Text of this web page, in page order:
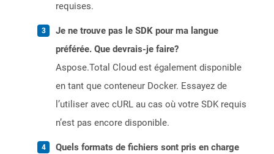
requises.
Je ne trouve pas le SDK pour ma langue
préférée. Que devrais-je faire?
Aspose.Total Cloud est également disponible
en tant que conteneur Docker. Essayez de
l’utiliser avec cURL au cas où votre SDK requis
n’est pas encore disponible.
Quels formats de fichiers sont pris en charge